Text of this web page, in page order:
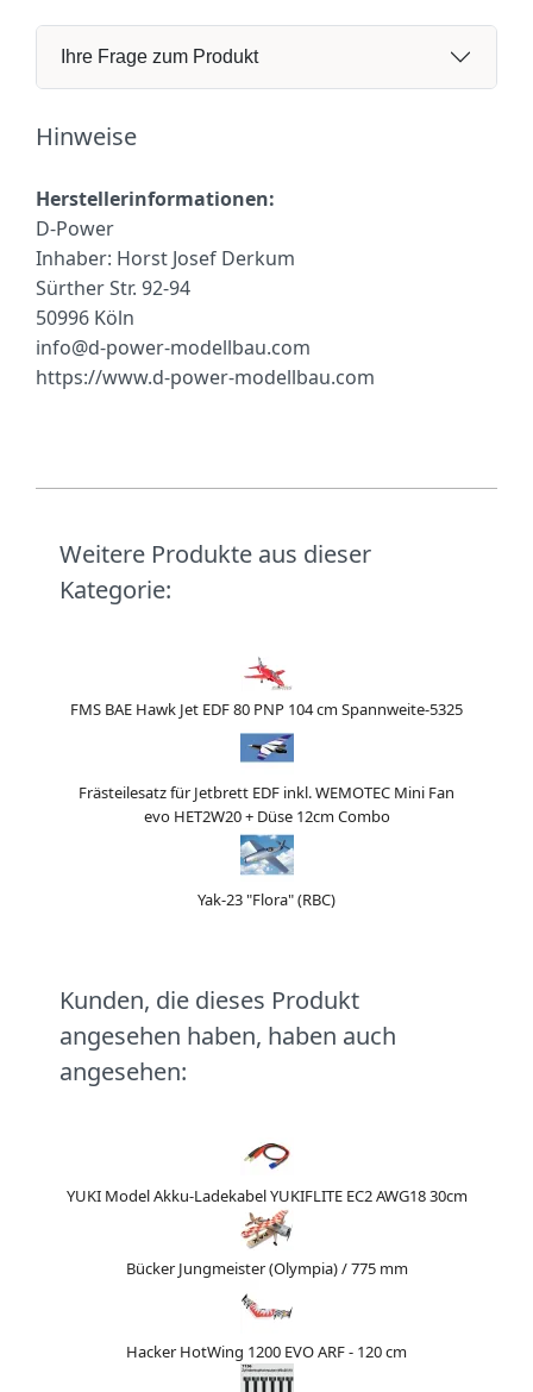
Ihre Frage zum Produkt
Hinweise
Herstellerinformationen:
D-Power
Inhaber: Horst Josef Derkum
Sürther Str. 92-94
50996 Köln
info@d-power-modellbau.com
https://www.d-power-modellbau.com
Weitere Produkte aus dieser
Kategorie:
FMS BAE Hawk Jet EDF 80 PNP 104 cm Spannweite-5325
Frästeilesatz für Jetbrett EDF inkl. WEMOTEC Mini Fan
evo HET2W20 + Düse 12cm Combo
Yak-23 "Flora" (RBC)
Kunden, die dieses Produkt
angesehen haben, haben auch
angesehen:
YUKI Model Akku-Ladekabel YUKIFLITE EC2 AWG18 30cm
Bücker Jungmeister (Olympia) / 775 mm
Hacker HotWing 1200 EVO ARF - 120 cm